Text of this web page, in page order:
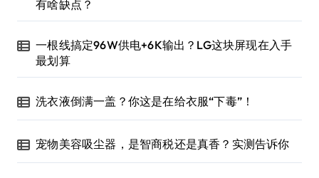
有啥缺点？
一根线搞定96W供电+6K输出？LG这块屏现在入手
最划算
洗衣液倒满一盖？你这是在给衣服“下毒”！
宠物美容吸尘器，是智商税还是真香？实测告诉你